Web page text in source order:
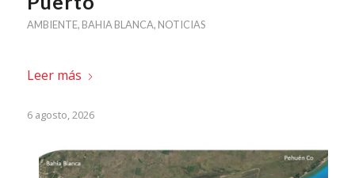
AMBIENTE, BAHIA BLANCA, NOTICIAS
Leer más
6 agosto, 2026